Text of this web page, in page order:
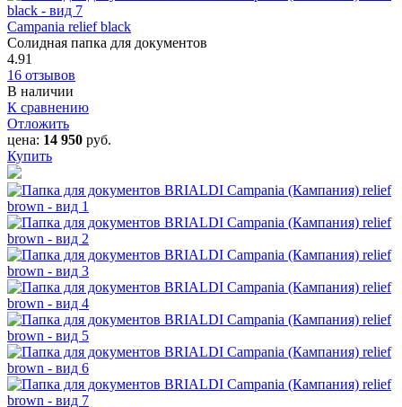
Campania relief black
Солидная папка для документов
4.91
16 отзывов
В наличии
К сравнению
Отложить
цена: 14 950 руб.
Купить